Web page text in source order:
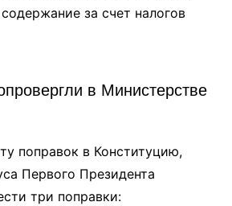
за счет налогов
в Министерстве
поправок в Конституцию,
Первого Президента
три поправки: